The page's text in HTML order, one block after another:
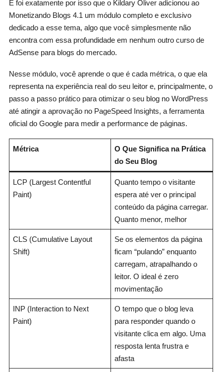
E foi exatamente por isso que o Kildary Oliver adicionou ao
Monetizando Blogs 4.1 um módulo completo e exclusivo
dedicado a esse tema, algo que você simplesmente não
encontra com essa profundidade em nenhum outro curso de
AdSense para blogs do mercado.
Nesse módulo, você aprende o que é cada métrica, o que ela
representa na experiência real do seu leitor e, principalmente, o
passo a passo prático para otimizar o seu blog no WordPress
até atingir a aprovação no PageSpeed Insights, a ferramenta
oficial do Google para medir a performance de páginas.
Métrica
O Que Significa na Prática
do Seu Blog
LCP (Largest Contentful
Paint)
Quanto tempo o visitante
espera até ver o principal
conteúdo da página carregar.
Quanto menor, melhor
CLS (Cumulative Layout
Shift)
Se os elementos da página
ficam “pulando” enquanto
carregam, atrapalhando o
leitor. O ideal é zero
movimentação
INP (Interaction to Next
Paint)
O tempo que o blog leva
para responder quando o
visitante clica em algo. Uma
resposta lenta frustra e
afasta